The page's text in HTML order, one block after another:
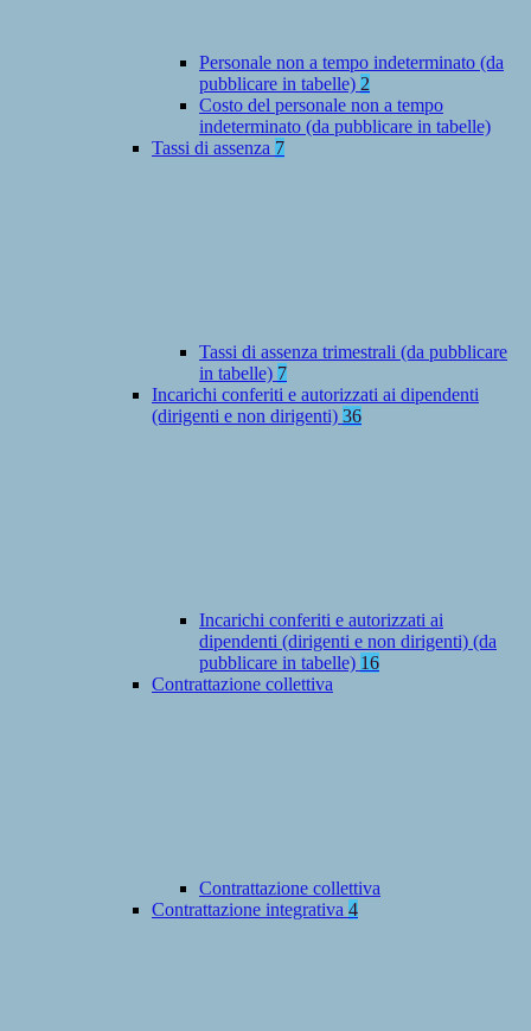
Personale non a tempo indeterminato (da
pubblicare in tabelle) 2
Costo del personale non a tempo
indeterminato (da pubblicare in tabelle)
Tassi di assenza 7
Tassi di assenza trimestrali (da pubblicare
in tabelle) 7
Incarichi conferiti e autorizzati ai dipendenti
(dirigenti e non dirigenti) 36
Incarichi conferiti e autorizzati ai
dipendenti (dirigenti e non dirigenti) (da
pubblicare in tabelle) 16
Contrattazione collettiva
Contrattazione collettiva
Contrattazione integrativa 4